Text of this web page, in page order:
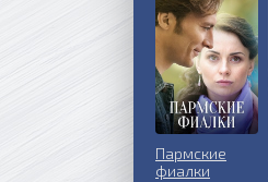
Пармские
фиалки